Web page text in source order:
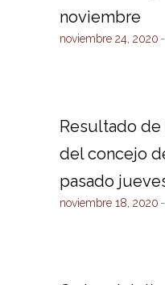
noviembre
noviembre 24, 2020
Resultado de
del concejo
pasado
noviembre 18, 2020